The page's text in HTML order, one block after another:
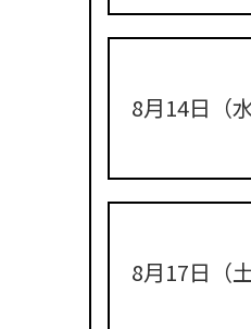
8月14日（
8月17日（